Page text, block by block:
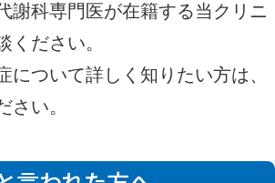
謝科専門医が在籍する当クリニ
ください。
について詳しく知りたい方は、
さい。